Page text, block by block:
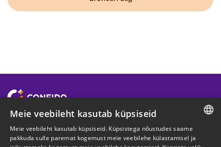
ETTEVÕTTEST
ESTONIAN
Meie veebileht kasutab küpsiseid
Meie veebileht kasutab küpsiseid. Küpsistega nõustudes saame
pakkuda sulle paremat kogemust meie veebilehe külastamisel ja